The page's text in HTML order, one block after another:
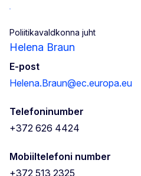
Poliitikavaldkonna juht
Helena Braun
E-post
Helena.Braun@ec.europa.eu
Telefoninumber
+372 626 4424
Mobiiltelefoni number
+372 513 2325